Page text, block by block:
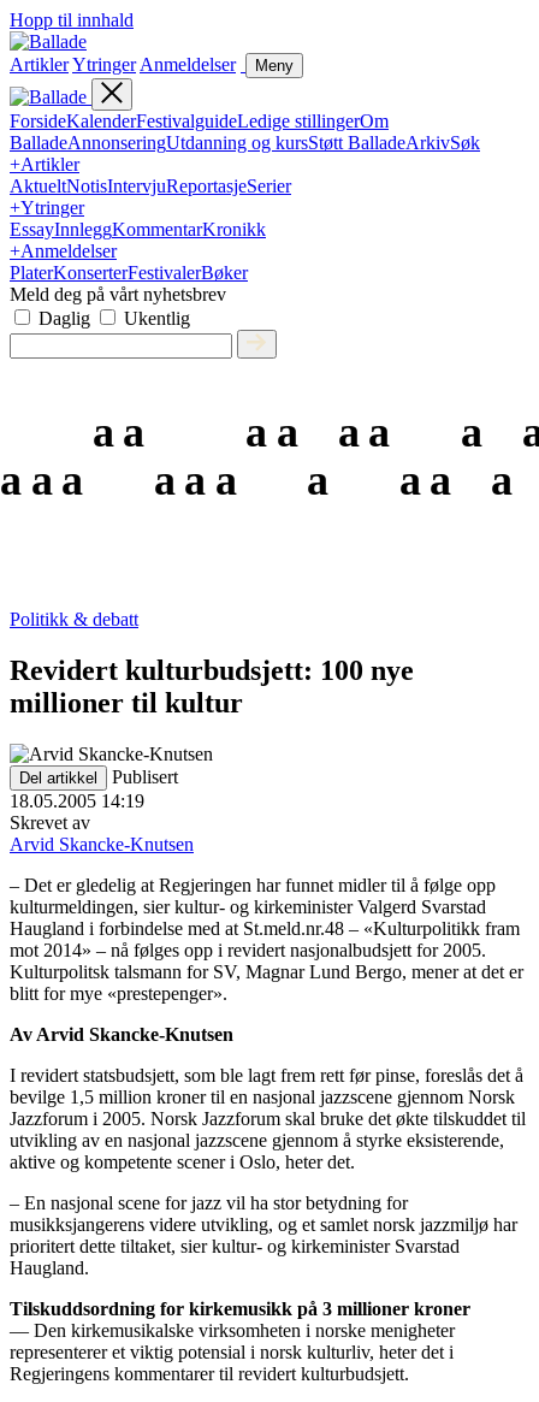
Hopp til innhald
ArtiklerYtringer Anmeldelser Meny
ForsideKalenderFestivalguideLedige stillingerOm
BalladeAnnonseringUtdanning og kursStøtt BalladeArkivSøk
+Artikler
AktueltNotisIntervjuReportasjeSerier
+Ytringer
EssayInnleggKommentarKronikk
+Anmeldelser
PlaterKonserterFestivalerBøker
Meld deg på vårt nyhetsbrev
Daglig
Ukentlig
a
a
a
a
a
a
a
Politikk & debatt
Revidert kulturbudsjett: 100 nye
millioner til kultur
Del artikkel
Publisert
18.05.2005 14:19
Skrevet av
Arvid Skancke-Knutsen
– Det er gledelig at Regjeringen har funnet midler til å følge opp
kulturmeldingen, sier kultur- og kirkeminister Valgerd Svarstad
Haugland i forbindelse med at St.meld.nr.48 – «Kulturpolitikk fram
mot 2014» – nå følges opp i revidert nasjonalbudsjett for 2005.
Kulturpolitsk talsmann for SV, Magnar Lund Bergo, mener at det er
blitt for mye «prestepenger».
Av Arvid Skancke-Knutsen
I revidert statsbudsjett, som ble lagt frem rett før pinse, foreslås det å
bevilge 1,5 million kroner til en nasjonal jazzscene gjennom Norsk
Jazzforum i 2005. Norsk Jazzforum skal bruke det økte tilskuddet til
utvikling av en nasjonal jazzscene gjennom å styrke eksisterende,
aktive og kompetente scener i Oslo, heter det.
– En nasjonal scene for jazz vil ha stor betydning for
musikksjangerens videre utvikling, og et samlet norsk jazzmiljø har
prioritert dette tiltaket, sier kultur- og kirkeminister Svarstad
Haugland.
Tilskuddsordning for kirkemusikk på 3 millioner kroner
— Den kirkemusikalske virksomheten i norske menigheter
representerer et viktig potensial i norsk kulturliv, heter det i
Regjeringens kommentarer til revidert kulturbudsjett.